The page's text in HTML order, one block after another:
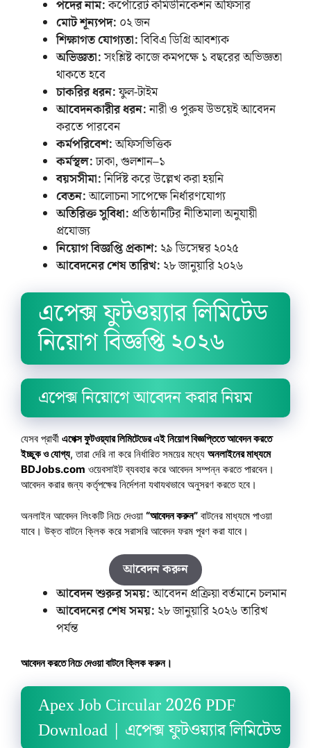
পদের নাম:কর্পোরেট কমিউনিকেশন অফিসার
মোট শূন্যপদ: ০২ জন
শিক্ষাগত যোগ্যতা:বিবিএ ডিগ্রি আবশ্যক
অভিজ্ঞতা:সংশ্লিষ্ট কাজে কমপক্ষে ১ বছরের অভিজ্ঞতা
থাকতে হবে
চাকরির ধরন:ফুল-টাইম
আবেদনকারীর ধরন:নারী ও পুরুষ উভয়েই আবেদন
করতে পারবেন
কর্মপরিবেশ:অফিসভিত্তিক
কর্মস্থল:ঢাকা, গুলশান–১
বয়সসীমা:নির্দিষ্ট করে উল্লেখ করা হয়নি
বেতন:আলোচনা সাপেক্ষে নির্ধারণযোগ্য
অতিরিক্ত সুবিধা:প্রতিষ্ঠানটির নীতিমালা অনুযায়ী
প্রযোজ্য
নিয়োগ বিজ্ঞপ্তি প্রকাশ: ২৯ ডিসেম্বর ২০২৫
আবেদনের শেষ তারিখ: ২৮ জানুয়ারি ২০২৬
এপেক্স ফুটওয়্যার লিমিটেড
নিয়োগ বিজ্ঞপ্তি ২০২৬
এপেক্স নিয়োগে আবেদন করার নিয়ম
যেসব প্রার্থী এপেক্স ফুটওয়্যার লিমিটেডের এই নিয়োগ বিজ্ঞপ্তিতে আবেদন করতে
ইচ্ছুক ও যোগ্য, তারা দেরি না করে নির্ধারিত সময়ের মধ্যে অনলাইনের মাধ্যমে
BDJobs.com ওয়েবসাইট ব্যবহার করে আবেদন সম্পন্ন করতে পারবেন।
আবেদন করার জন্য কর্তৃপক্ষের নির্দেশনা যথাযথভাবে অনুসরণ করতে হবে।
অনলাইন আবেদন লিংকটি নিচে দেওয়া “আবেদন করুন” বাটনের মাধ্যমে পাওয়া
যাবে। উক্ত বাটনে ক্লিক করে সরাসরি আবেদন ফরম পূরণ করা যাবে।
আবেদন করুন
আবেদন শুরুর সময়:আবেদন প্রক্রিয়া বর্তমানে চলমান
আবেদনের শেষ সময়: ২৮ জানুয়ারি ২০২৬ তারিখ
পর্যন্ত
আবেদন করতে নিচে দেওয়া বাটনে ক্লিক করুন।
Apex Job Circular 2026 PDF
Download | এপেক্স ফুটওয়্যার লিমিটেড